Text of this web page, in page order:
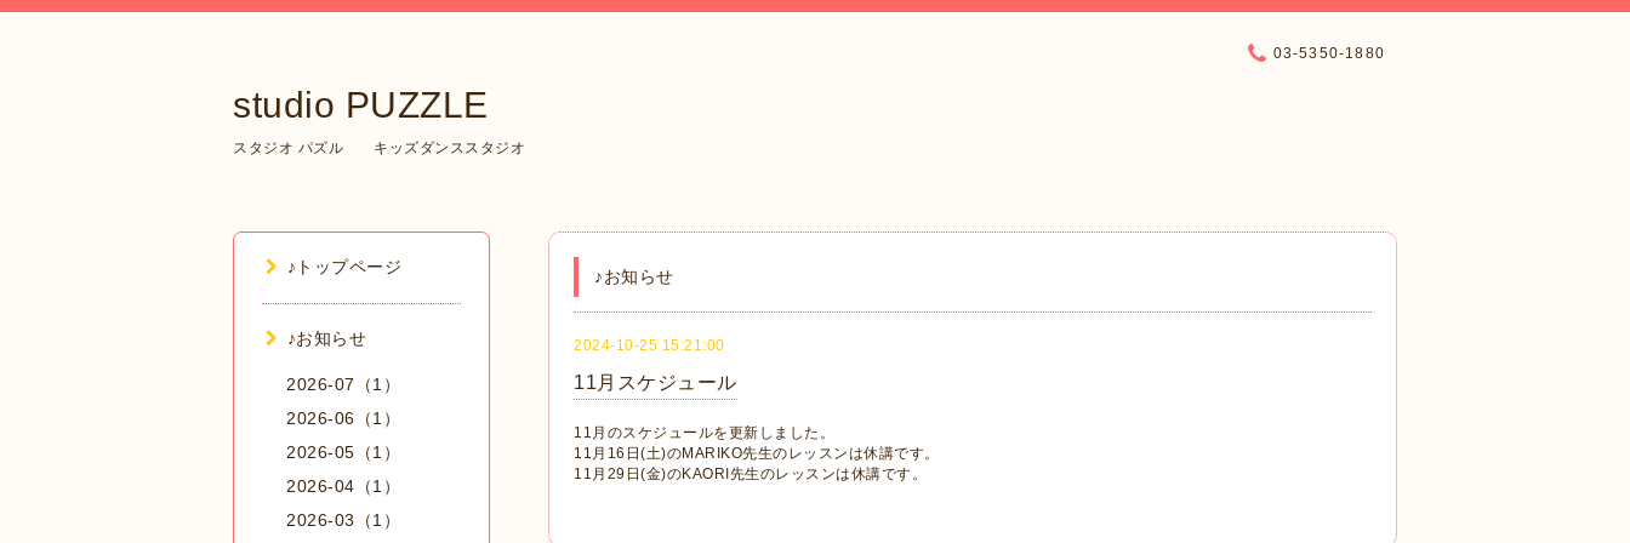
studio PUZZLE
スタジオ パズル キッズダンススタジオ
03-5350-1880
♪お知らせ
2024-10-25 15:21:00
11月スケジュール
11月のスケジュールを更新しました。
11月16日(土)のMARIKO先生のレッスンは休講です。
11月29日(金)のKAORI先生のレッスンは休講です。
♪トップページ
♪お知らせ
2026-07（1）
2026-06（1）
2026-05（1）
2026-04（1）
2026-03（1）